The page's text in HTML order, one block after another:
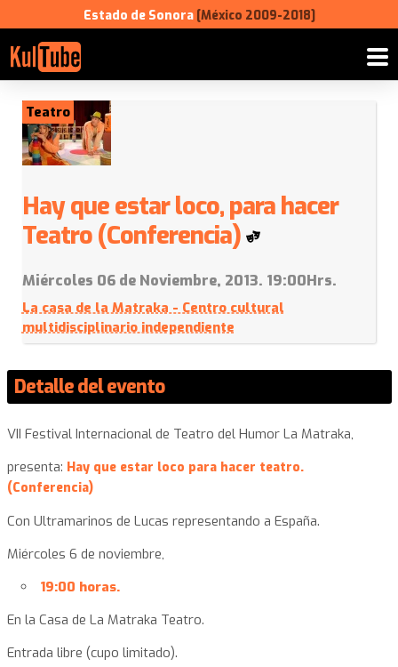
Estado de Sonora [México 2009-2018]
Teatro
Hay que estar loco, para hacer
Teatro (Conferencia)
Miércoles 06 de Noviembre, 2013. 19:00Hrs.
La casa de la Matraka - Centro cultural
multidisciplinario independiente
Detalle del evento
VII Festival Internacional de Teatro del Humor La Matraka,
presenta: Hay que estar loco para hacer teatro.
(Conferencia)
Con Ultramarinos de Lucas representando a España.
Miércoles 6 de noviembre,
19:00 horas.
En la Casa de La Matraka Teatro.
Entrada libre (cupo limitado).